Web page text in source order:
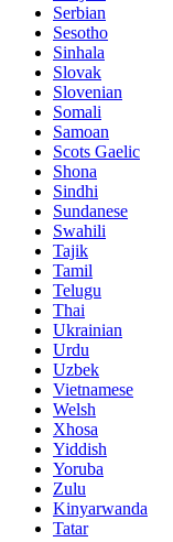
Serbian
Sesotho
Sinhala
Slovak
Slovenian
Somali
Samoan
Scots Gaelic
Shona
Sindhi
Sundanese
Swahili
Tajik
Tamil
Telugu
Thai
Ukrainian
Urdu
Uzbek
Vietnamese
Welsh
Xhosa
Yiddish
Yoruba
Zulu
Kinyarwanda
Tatar